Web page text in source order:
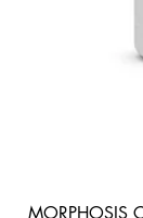
MORPHOSIS